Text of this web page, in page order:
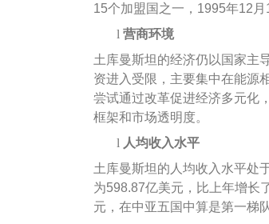
15个加盟国之一，1995年12
l 营商环境
土库曼斯坦的经济仍以国家主
资进入受限，主要集中在能源
尝试通过改革促进经济多元化
框架和市场透明度。
l 人均收入水平
土库曼斯坦的人均收入水平处
为598.87亿美元，比上年增长
元，在中亚五国中算是第一梯队